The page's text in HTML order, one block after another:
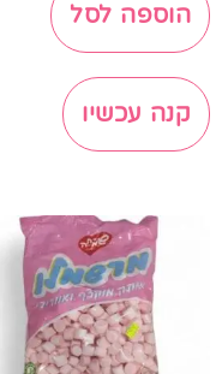
הוספה לסל
קנה עכשיו